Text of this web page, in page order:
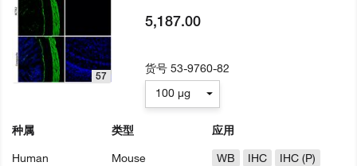
57
种属
Human
类型
Mouse
应用
WB
IHC
IHC (P)
5,187.00
货号53-9760-82
100 µg